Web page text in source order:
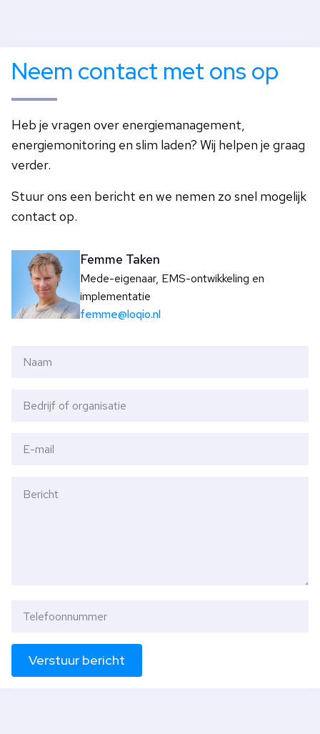
Neem contact met ons op
Heb je vragen over energiemanagement,
energiemonitoring en slim laden? Wij helpen je graag
verder.
Stuur ons een bericht en we nemen zo snel mogelijk
contact op.
Femme Taken
Mede-eigenaar, EMS-ontwikkeling en
implementatie
femme@loqio.nl
Verstuur bericht